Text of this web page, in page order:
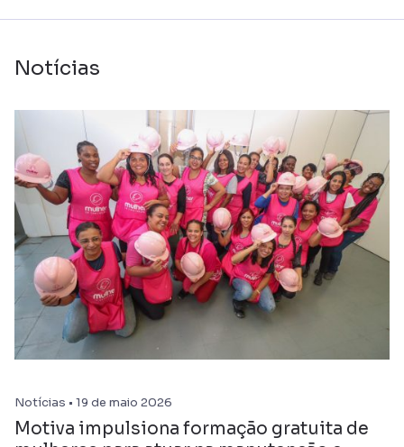
Notícias
Notícias • 19 de maio 2026
Motiva impulsiona formação gratuita de